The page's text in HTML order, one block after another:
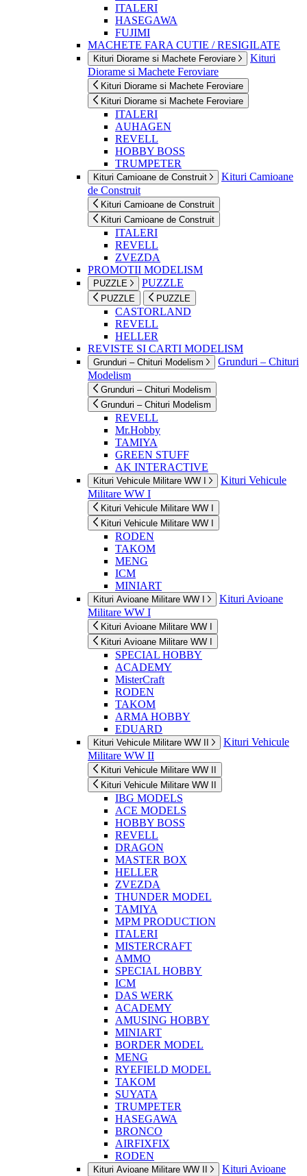
ITALERI
HASEGAWA
FUJIMI
MACHETE FARA CUTIE / RESIGILATE
Kituri Diorame si Machete Feroviare
Kituri
Diorame si Machete Feroviare
Kituri Diorame si Machete Feroviare
Kituri Diorame si Machete Feroviare
ITALERI
AUHAGEN
REVELL
HOBBY BOSS
TRUMPETER
Kituri Camioane de Construit
Kituri Camioane
de Construit
Kituri Camioane de Construit
Kituri Camioane de Construit
ITALERI
REVELL
ZVEZDA
PROMOTII MODELISM
PUZZLE PUZZLE
PUZZLE PUZZLE
CASTORLAND
REVELL
HELLER
REVISTE SI CARTI MODELISM
Grunduri – Chituri Modelism
Grunduri – Chituri
Modelism
Grunduri – Chituri Modelism
Grunduri – Chituri Modelism
REVELL
Mr.Hobby
TAMIYA
GREEN STUFF
AK INTERACTIVE
Kituri Vehicule Militare WW I
Kituri Vehicule
Militare WW I
Kituri Vehicule Militare WW I
Kituri Vehicule Militare WW I
RODEN
TAKOM
MENG
ICM
MINIART
Kituri Avioane Militare WW I
Kituri Avioane
Militare WW I
Kituri Avioane Militare WW I
Kituri Avioane Militare WW I
SPECIAL HOBBY
ACADEMY
MisterCraft
RODEN
TAKOM
ARMA HOBBY
EDUARD
Kituri Vehicule Militare WW II
Kituri Vehicule
Militare WW II
Kituri Vehicule Militare WW II
Kituri Vehicule Militare WW II
IBG MODELS
ACE MODELS
HOBBY BOSS
REVELL
DRAGON
MASTER BOX
HELLER
ZVEZDA
THUNDER MODEL
TAMIYA
MPM PRODUCTION
ITALERI
MISTERCRAFT
AMMO
SPECIAL HOBBY
ICM
DAS WERK
ACADEMY
AMUSING HOBBY
MINIART
BORDER MODEL
MENG
RYEFIELD MODEL
TAKOM
SUYATA
TRUMPETER
HASEGAWA
BRONCO
AIRFIXFIX
RODEN
Kituri Avioane Militare WW II
Kituri Avioane